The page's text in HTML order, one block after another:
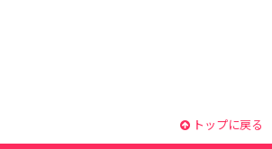
トップに戻る